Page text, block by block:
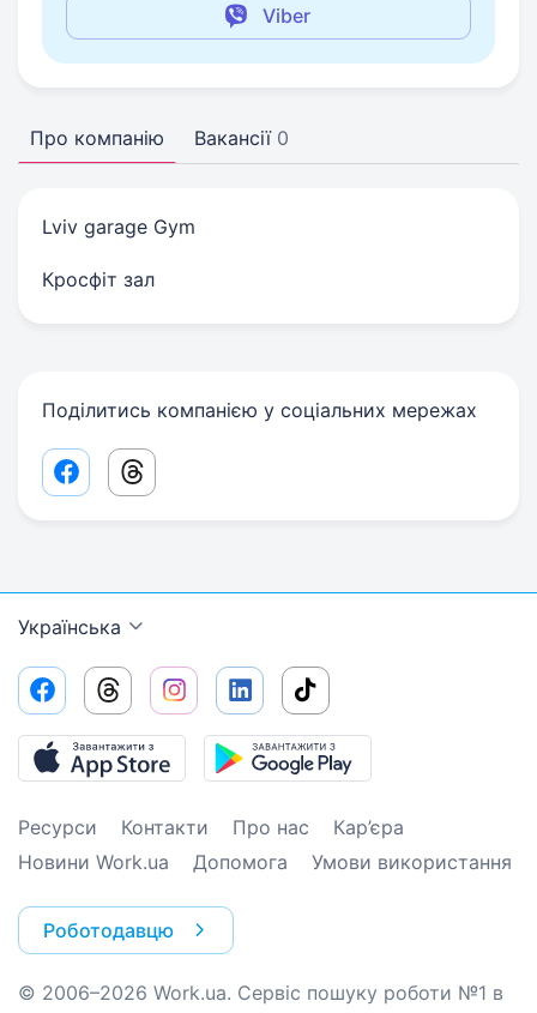
Viber
Про компанію Вакансії 0
Lviv garage Gym
Кросфіт зал
Поділитись компанією у соціальних мережах
Facebook share link
Threads share link
Українська
Ресурси Контакти Про нас
Кар’єра
Новини Work.ua
Допомога Умови використання
Роботодавцю
© 2006–2026 Work.ua. Сервіс пошуку роботи №1 в